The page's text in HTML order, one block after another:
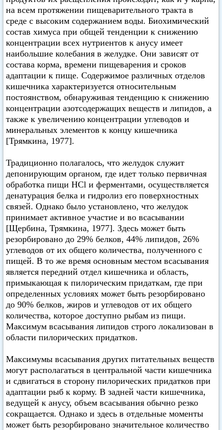
на всем протяжении пищеварительного тракта в
среде с высоким содержанием воды. Биохимический
состав химуса при общей тенденции к снижению
концентрации всех нутриентов к анусу имеет
наибольшие колебания в желудке. Они зависят от
состава корма, времени пищеварения и сроков
адаптации к пище. Содержимое различных отделов
кишечника характеризуется относительным
постоянством, обнаруживая тенденцию к снижению
концентрации азотсодержащих веществ и липидов, а
также к увеличению концентрации углеводов и
минеральных элементов к концу кишечника
[Трямкина, 1977].
Традиционно полагалось, что желудок служит
депонирующим органом, где идет только первичная
обработка пищи HCl и ферментами, осуществляется
денатурация белка и гидролиз его поверхностных
связей. Однако было установлено, что желудок
принимает активное участие и во всасывании
[Щербина, Трямкина, 1977]. Здесь может быть
резорбировано до 29% белков, 44% липидов, 26%
углеводов от их общего количества, полученного с
пищей. В то же время основным местом всасывания
является передний отдел кишечника и область,
примыкающая к пилорическим придаткам, где при
определенных условиях может быть резорбировано
до 90% белков, жиров и углеводов от их общего
количества, которое доступно рыбам из пищи.
Максимум всасывания липидов строго локализован в
области пилорических придатков.
Максимумы всасывания других питательных веществ
могут располагаться в центральной части кишечника
и сдвигаться в сторону пилорических придатков при
адаптации рыб к корму. В задней части кишечника,
ведущей к анусу, объем всасывания обычно резко
сокращается. Однако и здесь в отдельные моменты
может быть резорбировано значительное количество